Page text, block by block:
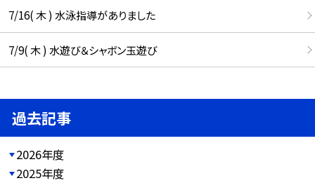
7/16( 木 ) 水泳指導がありました
7/9( 木 ) 水遊び＆シャボン玉遊び
過去記事
2026年度
2025年度